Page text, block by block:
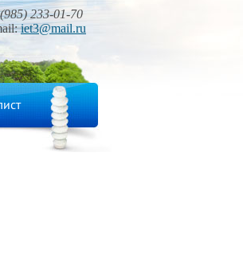
233-01-70
iet3@mail.ru